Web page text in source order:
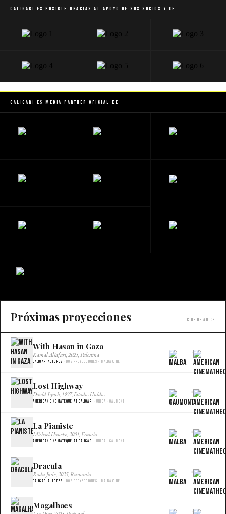
Caligari es posible gracias al apoyo de sus socios y de
Caligari es Media Partner Oficial de
Próximas proyecciones Cine de autor
With Hasan in Gaza
Kamal Aljafari, 2025, Palestina
Caligari Autores · Dos proyecciones · Malba Cine
×
Lost Highway
David Lynch, 1997, Estados Unidos
American Cinemateque at Caligari · Única · Gaumont
×
La Pianiste
Michael Haneke, 2001, Francia
American Cinemateque at Caligari · Única · Gaumont
×
Dracula
Radu Jude, 2025, Rumania
Caligari Autores · Dos proyecciones · Malba Cine
×
Magalhaes
×